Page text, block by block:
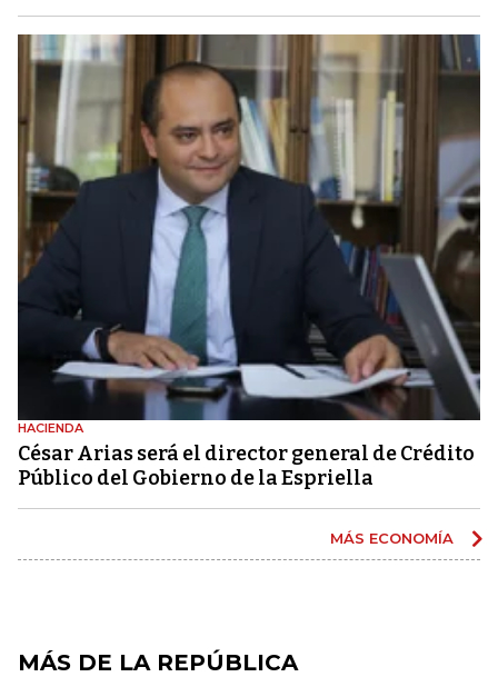
HACIENDA
César Arias será el director general de Crédito
Público del Gobierno de la Espriella
MÁS ECONOMÍA
MÁS DE LA REPÚBLICA